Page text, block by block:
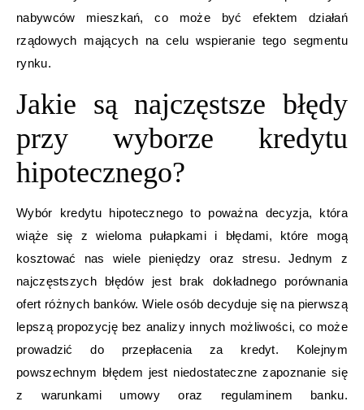
nabywców mieszkań, co może być efektem działań
rządowych mających na celu wspieranie tego segmentu
rynku.
Jakie są najczęstsze błędy
przy wyborze kredytu
hipotecznego?
Wybór kredytu hipotecznego to poważna decyzja, która
wiąże się z wieloma pułapkami i błędami, które mogą
kosztować nas wiele pieniędzy oraz stresu. Jednym z
najczęstszych błędów jest brak dokładnego porównania
ofert różnych banków. Wiele osób decyduje się na pierwszą
lepszą propozycję bez analizy innych możliwości, co może
prowadzić do przepłacenia za kredyt. Kolejnym
powszechnym błędem jest niedostateczne zapoznanie się
z warunkami umowy oraz regulaminem banku.